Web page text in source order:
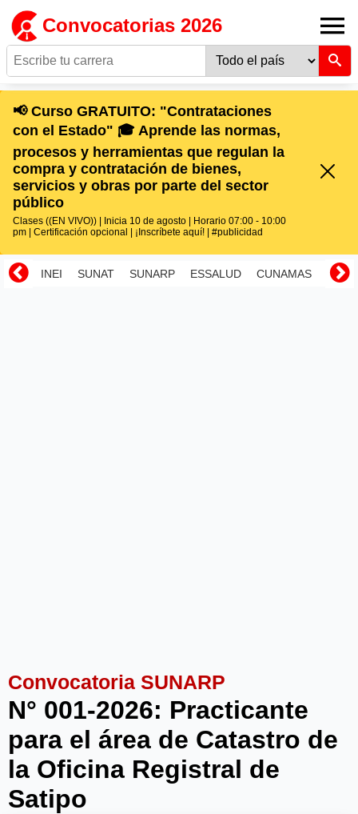
Convocatorias 2026
📢 Curso GRATUITO: "Contrataciones
con el Estado" 🎓 Aprende las normas,
procesos y herramientas que regulan la
compra y contratación de bienes,
servicios y obras por parte del sector
público
Clases ((EN VIVO)) | Inicia 10 de agosto | Horario 07:00 - 10:00
pm | Certificación opcional | ¡Inscríbete aquí! | #publicidad
INEI SUNAT SUNARP ESSALUD CUNAMAS
Convocatoria SUNARP
N° 001-2026: Practicante
para el área de Catastro de
la Oficina Registral de
Satipo